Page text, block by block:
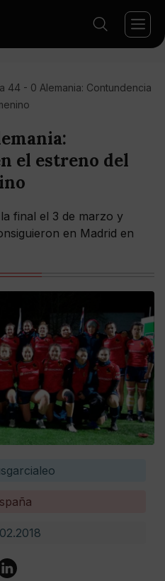
44 - 0 Alemania: Contundencia
el estreno del
final el 3 de marzo y
en Madrid en